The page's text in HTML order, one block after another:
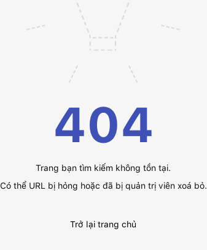
404
Trang bạn tìm kiếm không tồn tại.
Có thể URL bị hỏng hoặc đã bị quản trị viên xoá bỏ.
Trở lại trang chủ